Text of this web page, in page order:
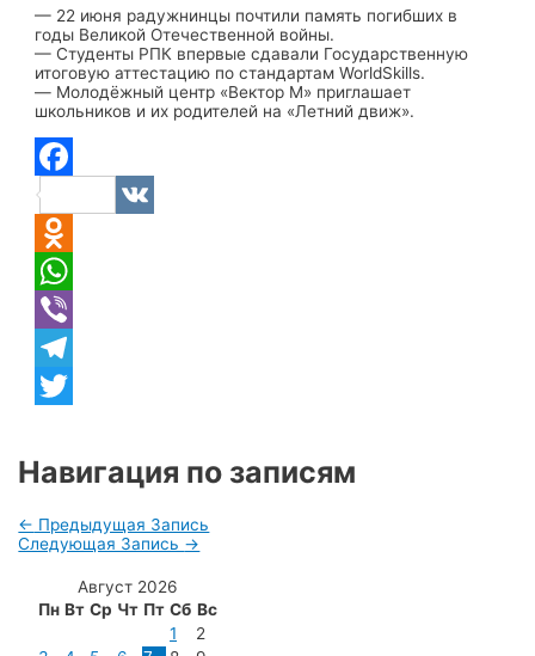
— 22 июня радужнинцы почтили память погибших в
годы Великой Отечественной войны.
— Студенты РПК впервые сдавали Государственную
итоговую аттестацию по стандартам WorldSkills.
— Молодёжный центр «Вектор М» приглашает
школьников и их родителей на «Летний движ».
Facebook
VK
Odnoklassniki
WhatsApp
Viber
Telegram
Навигация по записям
← Предыдущая Запись
Следующая Запись →
Август 2026
Пн Вт Ср Чт Пт Сб Вс
1
2